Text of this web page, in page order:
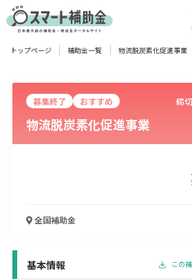
対象
企業 団体 個人 その他
エリア
物流・運輸業
宿泊･旅館業
トップページ 補助金一覧 物流脱炭素化促進事業
募集終了 おすすめ 締
物流脱炭素化促進事業
全国補助金
基本情報 この